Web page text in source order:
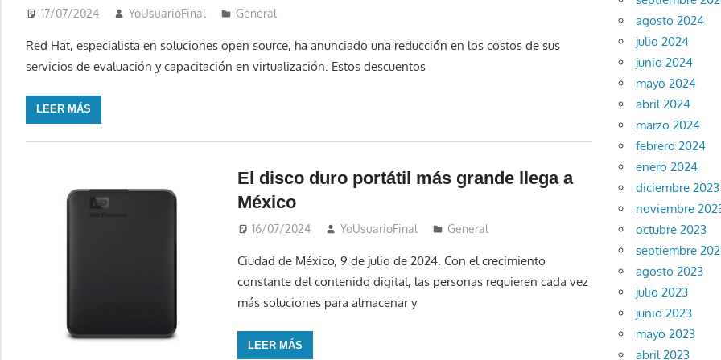
17/07/2024 YoUsuarioFinal General
Red Hat, especialista en soluciones open source, ha anunciado una reducción en los costos de sus
servicios de evaluación y capacitación en virtualización. Estos descuentos
LEER MÁS
El disco duro portátil más grande llega a
México
16/07/2024 YoUsuarioFinal General
Ciudad de México, 9 de julio de 2024. Con el crecimiento
constante del contenido digital, las personas requieren cada vez
más soluciones para almacenar y
LEER MÁS
agosto 2024
julio 2024
junio 2024
mayo 2024
abril 2024
marzo 2024
febrero 2024
enero 2024
diciembre 2023
noviembre
octubre 2023
septiembre
agosto 2023
julio 2023
junio 2023
mayo 2023
abril 2023